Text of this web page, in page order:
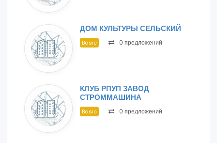
ДОМ КУЛЬТУРЫ СЕЛЬСКИЙ
Basic 0 предложений
КЛУБ РПУП ЗАВОД
СТРОММАШИНА
Basic 0 предложений